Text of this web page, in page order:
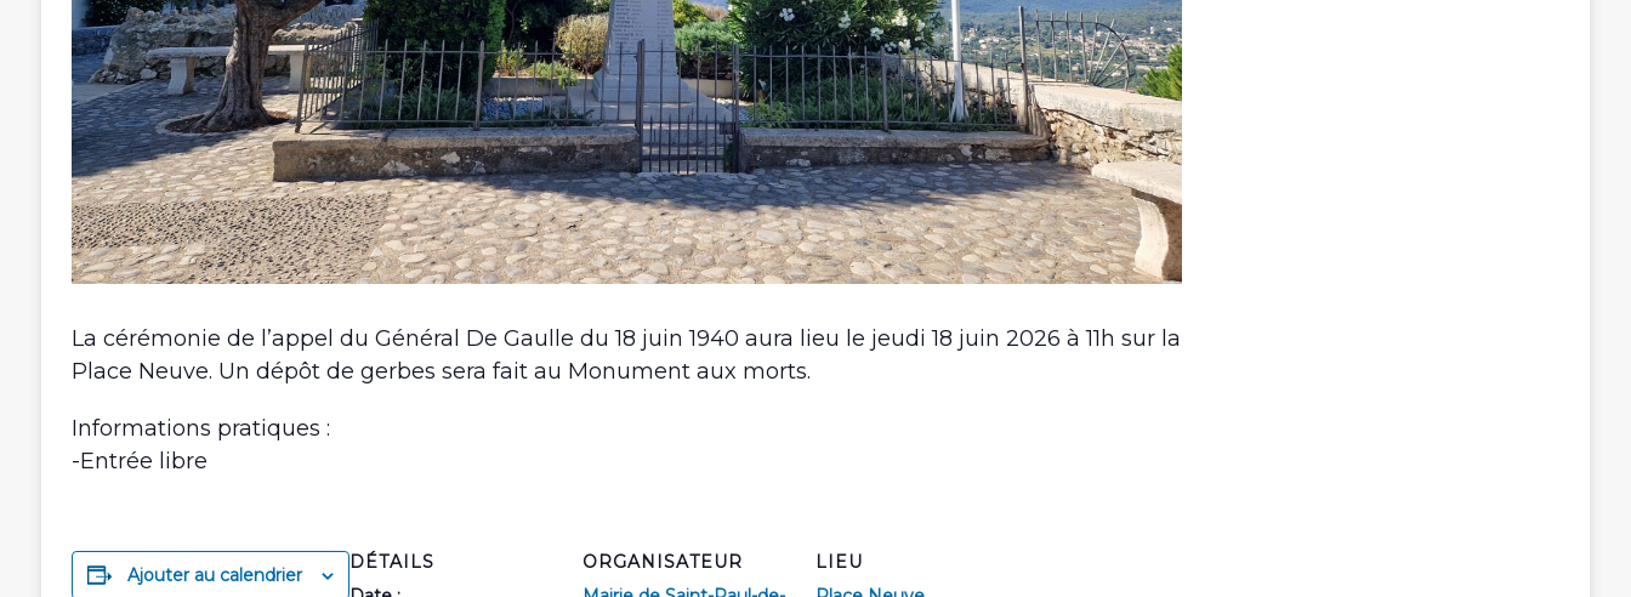
La cérémonie de l’appel du Général De Gaulle du 18 juin 1940 aura lieu le jeudi 18 juin 2026 à 11h sur la
Place Neuve. Un dépôt de gerbes sera fait au Monument aux morts.
Informations pratiques :
-Entrée libre
Ajouter au calendrier
DÉTAILS
ORGANISATEUR
LIEU